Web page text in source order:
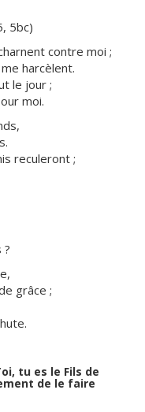
5bc)
contre moi ;
harcèlent.
le jour ;
moi.
reculeront ;
?
grâce ;
tu es le Fils de
de le faire